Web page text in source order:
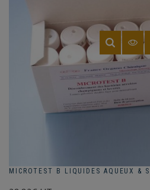
MICROTEST B LIQUIDES AQUEUX &